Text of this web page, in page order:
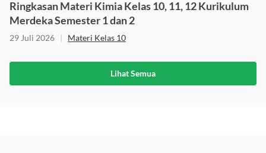
Ringkasan Materi Kimia Kelas 10, 11, 12 Kurikulum
Merdeka Semester 1 dan 2
29 Juli 2026 | Materi Kelas 10
Lihat Semua